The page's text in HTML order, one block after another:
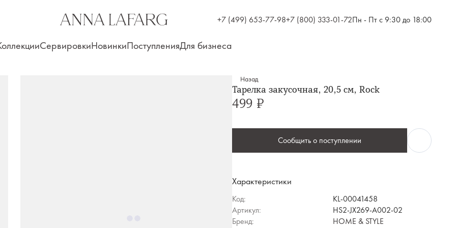
+7 (499) 653-77-98+7 (800) 333-01-72Пн - Пт с 9:30 до 18:00
СервировкиНовинкиПоступленияДля бизнеса
Назад
Тарелка закусочная, 20,5 см, Rock
499 ₽
Сообщить о поступлении
Характеристики
Код:
KL-00041458
Артикул:
HS2-JX269-A002-02
Бренд:
HOME & STYLE